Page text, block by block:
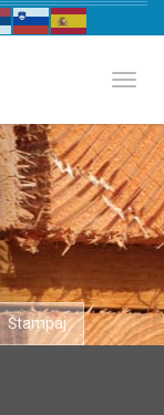
Štampaj